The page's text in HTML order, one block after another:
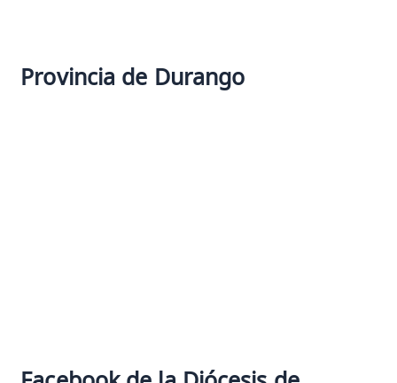
Provincia de Durango